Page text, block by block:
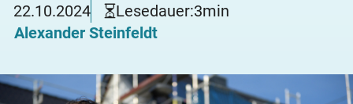
22.10.2024 Lesedauer:3min
Alexander Steinfeldt